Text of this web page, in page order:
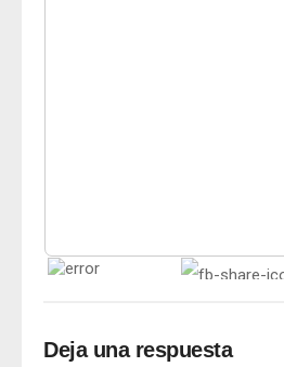
Deja una respuesta